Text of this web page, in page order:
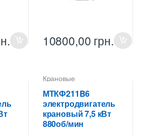
10800,00 грн.
Крановые
электродвигатели
МТКФ211B6
электродвигатель
крановый 7,5 кВт
880об/мин